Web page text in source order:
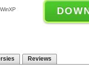
Reviews